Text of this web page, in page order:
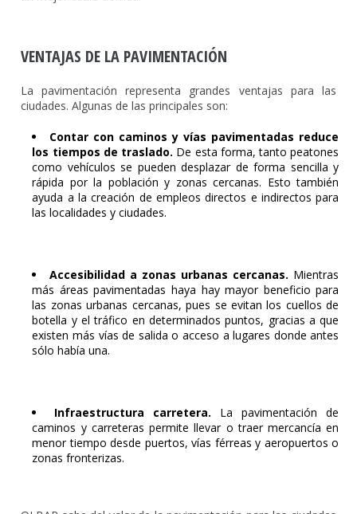
VENTAJAS DE LA PAVIMENTACIÓN
La pavimentación representa grandes ventajas para las
ciudades. Algunas de las principales son:
Contar con caminos y vías pavimentadas reduce
los tiempos de traslado. De esta forma, tanto peatones
como vehículos se pueden desplazar de forma sencilla y
rápida por la población y zonas cercanas. Esto también
ayuda a la creación de empleos directos e indirectos para
las localidades y ciudades.
Accesibilidad a zonas urbanas cercanas. Mientras
más áreas pavimentadas haya hay mayor beneficio para
las zonas urbanas cercanas, pues se evitan los cuellos de
botella y el tráfico en determinados puntos, gracias a que
existen más vías de salida o acceso a lugares donde antes
sólo había una.
Infraestructura carretera. La pavimentación de
caminos y carreteras permite llevar o traer mercancía en
menor tiempo desde puertos, vías férreas y aeropuertos o
zonas fronterizas.